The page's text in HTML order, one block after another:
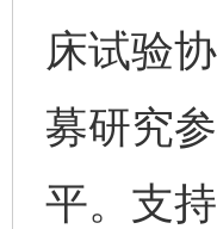
床试验
募研究
平。支